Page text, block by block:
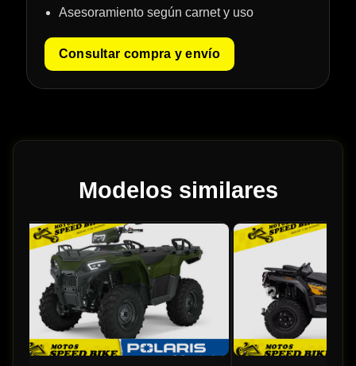
Asesoramiento según carnet y uso
Consultar compra y envío
Modelos similares